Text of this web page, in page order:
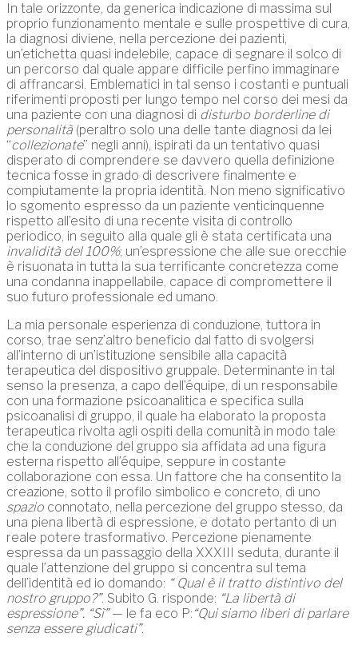
In tale orizzonte, da generica indicazione di massima sul
proprio funzionamento mentale e sulle prospettive di cura,
la diagnosi diviene, nella percezione dei pazienti,
un’etichetta quasi indelebile, capace di segnare il solco di
un percorso dal quale appare difficile perfino immaginare
di affrancarsi. Emblematici in tal senso i costanti e puntuali
riferimenti proposti per lungo tempo nel corso dei mesi da
una paziente con una diagnosi di disturbo borderline di
personalità (peraltro solo una delle tante diagnosi da lei
“collezionate” negli anni), ispirati da un tentativo quasi
disperato di comprendere se davvero quella definizione
tecnica fosse in grado di descrivere finalmente e
compiutamente la propria identità. Non meno significativo
lo sgomento espresso da un paziente venticinquenne
rispetto all’esito di una recente visita di controllo
periodico, in seguito alla quale gli è stata certificata una
invalidità del 100%; un’espressione che alle sue orecchie
è risuonata in tutta la sua terrificante concretezza come
una condanna inappellabile, capace di compromettere il
suo futuro professionale ed umano.
La mia personale esperienza di conduzione, tuttora in
corso, trae senz’altro beneficio dal fatto di svolgersi
all’interno di un’istituzione sensibile alla capacità
terapeutica del dispositivo gruppale. Determinante in tal
senso la presenza, a capo dell’équipe, di un responsabile
con una formazione psicoanalitica e specifica sulla
psicoanalisi di gruppo, il quale ha elaborato la proposta
terapeutica rivolta agli ospiti della comunità in modo tale
che la conduzione del gruppo sia affidata ad una figura
esterna rispetto all’équipe, seppure in costante
collaborazione con essa. Un fattore che ha consentito la
creazione, sotto il profilo simbolico e concreto, di uno
spazio connotato, nella percezione del gruppo stesso, da
una piena libertà di espressione, e dotato pertanto di un
reale potere trasformativo. Percezione pienamente
espressa da un passaggio della XXXIII seduta, durante il
quale l’attenzione del gruppo si concentra sul tema
dell’identità ed io domando: “ Qual è il tratto distintivo del
nostro gruppo?”. Subito G. risponde: “La libertà di
espressione”. “Sì”— le fa eco P: “Qui siamo liberi di parlare
senza essere giudicati”.